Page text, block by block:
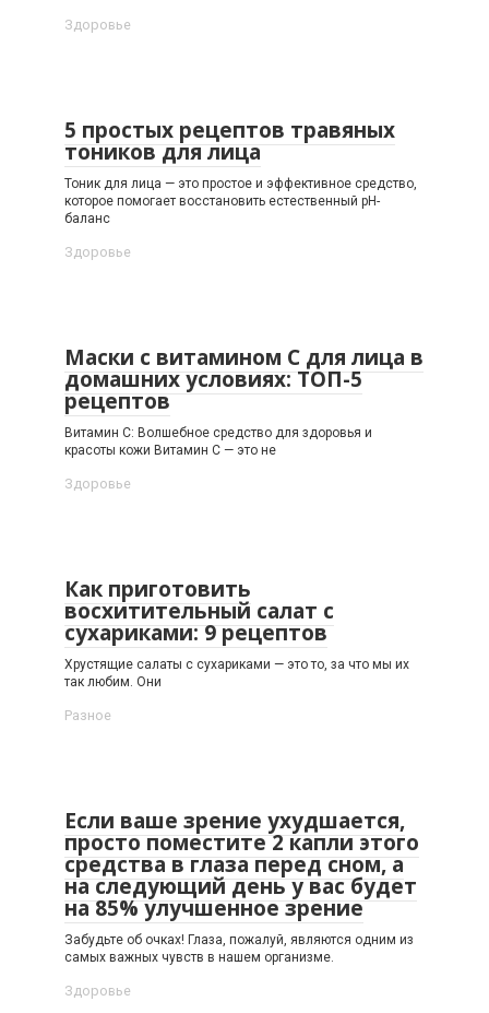
Здоровье
5 простых рецептов травяных
тоников для лица
Тоник для лица — это простое и эффективное средство,
которое помогает восстановить естественный pH-
баланс
Здоровье
Маски с витамином С для лица в
домашних условиях: ТОП-5
рецептов
Витамин С: Волшебное средство для здоровья и
красоты кожи Витамин С — это не
Здоровье
Как приготовить
восхитительный салат с
сухариками: 9 рецептов
Хрустящие салаты с сухариками — это то, за что мы их
так любим. Они
Разное
Если ваше зрение ухудшается,
просто поместите 2 капли этого
средства в глаза перед сном, а
на следующий день у вас будет
на 85% улучшенное зрение
Забудьте об очках! Глаза, пожалуй, являются одним из
самых важных чувств в нашем организме.
Здоровье